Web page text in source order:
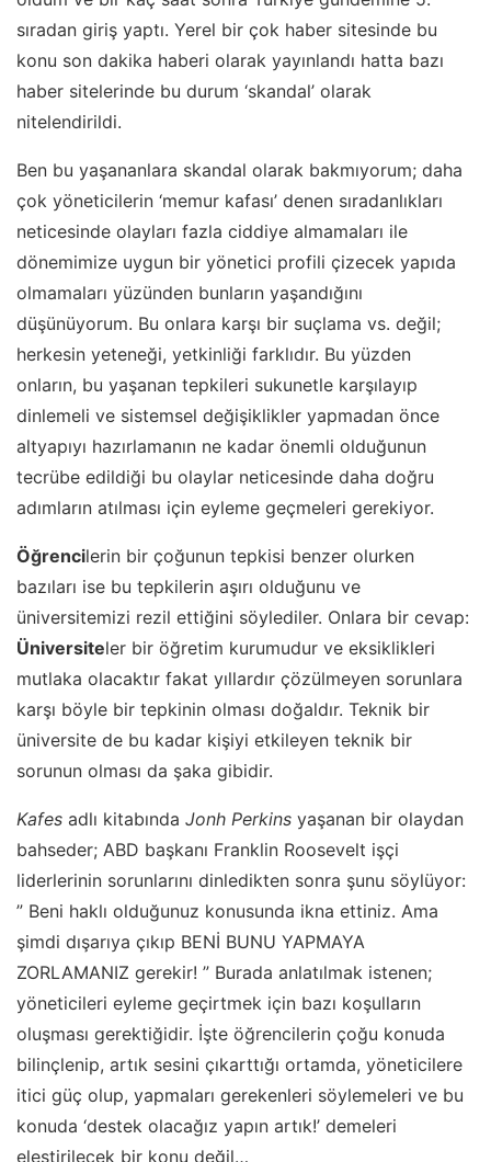
sıradan giriş yaptı. Yerel bir çok haber sitesinde bu
konu son dakika haberi olarak yayınlandı hatta bazı
haber sitelerinde bu durum ‘skandal’ olarak
nitelendirildi.
Ben bu yaşananlara skandal olarak bakmıyorum; daha
çok yöneticilerin ‘memur kafası’ denen sıradanlıkları
neticesinde olayları fazla ciddiye almamaları ile
dönemimize uygun bir yönetici profili çizecek yapıda
olmamaları yüzünden bunların yaşandığını
düşünüyorum. Bu onlara karşı bir suçlama vs. değil;
herkesin yeteneği, yetkinliği farklıdır. Bu yüzden
onların, bu yaşanan tepkileri sukunetle karşılayıp
dinlemeli ve sistemsel değişiklikler yapmadan önce
altyapıyı hazırlamanın ne kadar önemli olduğunun
tecrübe edildiği bu olaylar neticesinde daha doğru
adımların atılması için eyleme geçmeleri gerekiyor.
Öğrencilerin bir çoğunun tepkisi benzer olurken
bazıları ise bu tepkilerin aşırı olduğunu ve
üniversitemizi rezil ettiğini söylediler. Onlara bir cevap:
Üniversiteler bir öğretim kurumudur ve eksiklikleri
mutlaka olacaktır fakat yıllardır çözülmeyen sorunlara
karşı böyle bir tepkinin olması doğaldır. Teknik bir
üniversite de bu kadar kişiyi etkileyen teknik bir
sorunun olması da şaka gibidir.
Kafes adlı kitabında Jonh Perkins yaşanan bir olaydan
bahseder; ABD başkanı Franklin Roosevelt işçi
liderlerinin sorunlarını dinledikten sonra şunu söylüyor:
” Beni haklı olduğunuz konusunda ikna ettiniz. Ama
şimdi dışarıya çıkıp BENİ BUNU YAPMAYA
ZORLAMANIZ gerekir! ” Burada anlatılmak istenen;
yöneticileri eyleme geçirtmek için bazı koşulların
oluşması gerektiğidir. İşte öğrencilerin çoğu konuda
bilinçlenip, artık sesini çıkarttığı ortamda, yöneticilere
itici güç olup, yapmaları gerekenleri söylemeleri ve bu
konuda ‘destek olacağız yapın artık!’ demeleri
eleştirilecek bir konu değil…